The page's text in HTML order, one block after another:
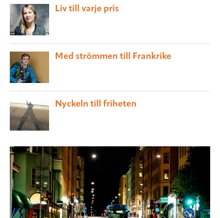
Liv till varje pris
Med strömmen till Frankrike
Nyckeln till friheten